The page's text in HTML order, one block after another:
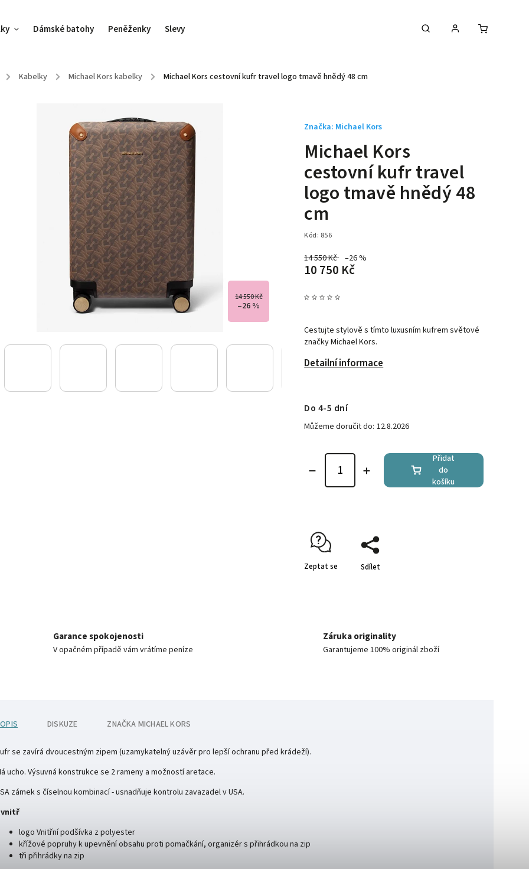
Dámské batohy Peněženky Slevy
/ Kabelky / Michael Kors kabelky / Michael Kors cestovní kufr travel logo tmavě hnědý 48 cm
14 550 Kč
–26 %
Michael Kors
cestovní kufr travel
logo tmavě hnědý 48
cm
Kód: 856
14 550 Kč –26 %
10 750 Kč
Cestujte stylově s tímto luxusním kufrem světové
značky Michael Kors.
Detailní informace
Značka: Michael Kors
Do 4-5 dní
Můžeme doručit do: 12.8.2026
Přidat
do
košíku
Zeptat se Sdílet
Garance spokojenosti
V opačném případě vám vrátíme peníze
Záruka originality
Garantujeme 100% originál zboží
DISKUZE ZNAČKA MICHAEL KORS
se zavírá dvoucestným zipem (uzamykatelný uzávěr pro lepší ochranu před krádeží).
ucho. Výsuvná konstrukce se 2 rameny a možností aretace.
zámek s číselnou kombinací - usnadňuje kontrolu zavazadel v USA.
logo Vnitřní podšívka z polyester
křížové popruhy k upevnění obsahu proti pomačkání, organizér s přihrádkou na zip
tři přihrádky na zip